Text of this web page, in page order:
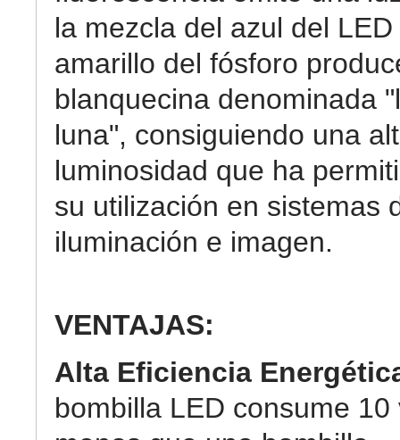
la mezcla del azul del LED
amarillo del fósforo
blanquecina denominada
luna", consiguiendo una
luminosidad que ha
su utilización en sistemas
iluminación e imagen.
VENTAJAS:
Alta Eficiencia
bombilla LED consume 10